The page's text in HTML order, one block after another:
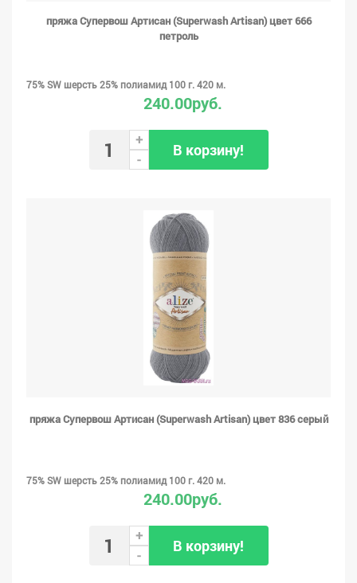
пряжа Супервош Артисан (Superwash Artisan) цвет 666
петроль
75% SW шерсть 25% полиамид 100 г. 420 м.
240.00руб.
+
-
В корзину!
пряжа Супервош Артисан (Superwash Artisan) цвет 836 серый
75% SW шерсть 25% полиамид 100 г. 420 м.
240.00руб.
+
-
В корзину!